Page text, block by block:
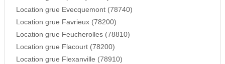
Location grue Evecquemont (78740)
Location grue Favrieux (78200)
Location grue Feucherolles (78810)
Location grue Flacourt (78200)
Location grue Flexanville (78910)